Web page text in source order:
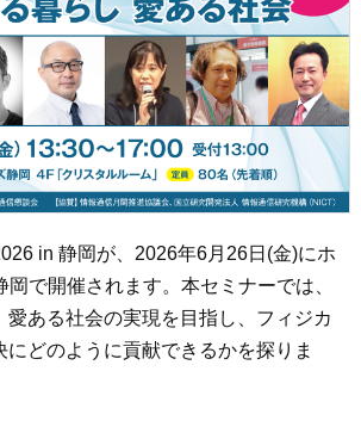
in 静岡が、2026年6月26日(金)にホ
で開催されます。本セミナーでは、
愛ある社会の実現を目指し、フィジカ
にどのように貢献できるかを探りま